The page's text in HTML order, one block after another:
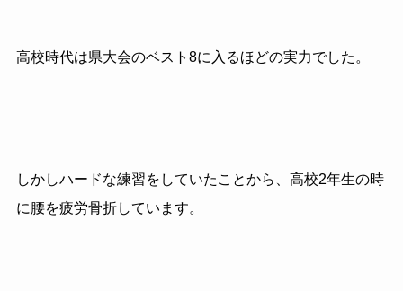
高校時代は県大会のベスト 8に入るほどの実力でした。
しかしハードな練習をしていたことから、高校2年生の時
に腰を疲労骨折しています。